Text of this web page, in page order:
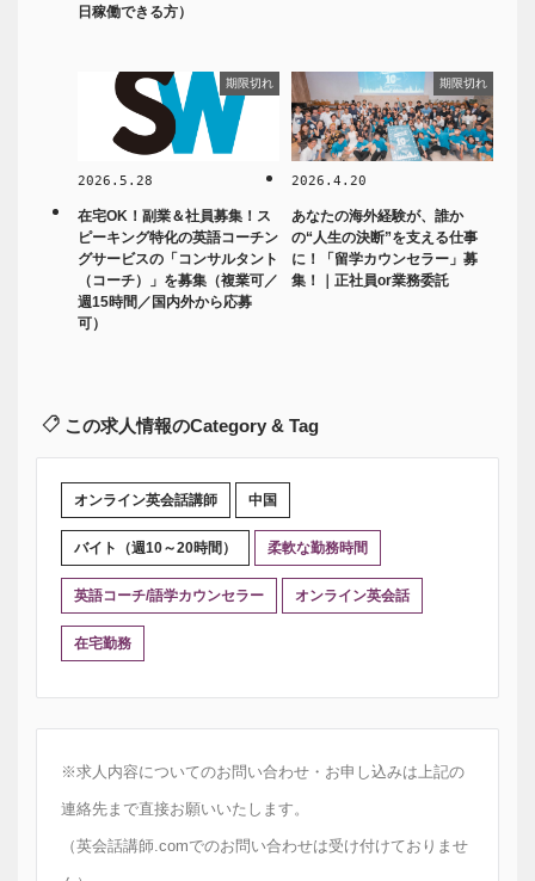
日稼働できる方）
期限切れ
2026.5.28
在宅OK！副業＆社員募集！ス
ピーキング特化の英語コーチン
グサービスの「コンサルタント
（コーチ）」を募集（複業可／
週15時間／国内外から応募
可）
期限切れ
2026.4.20
あなたの海外経験が、誰か
の“人生の決断”を支える仕事
に！「留学カウンセラー」募
集！｜正社員or業務委託
この求人情報のCategory & Tag
オンライン英会話講師 中国
バイト（週10～20時間） 柔軟な勤務時間
英語コーチ/語学カウンセラー オンライン英会話
在宅勤務
※求人内容についてのお問い合わせ・お申し込みは上記の
連絡先まで直接お願いいたします。
（英会話講師.comでのお問い合わせは受け付けておりませ